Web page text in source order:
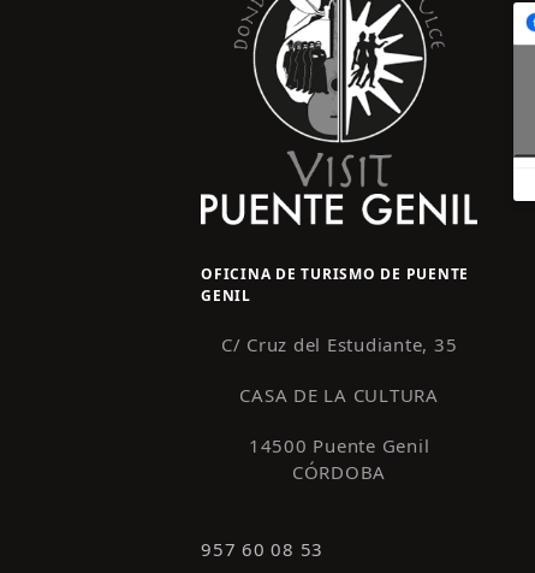
OFICINA DE TURISMO DE PUENTE
GENIL
C/ Cruz del Estudiante, 35
CASA DE LA CULTURA
14500 Puente Genil
CÓRDOBA
957 60 08 53